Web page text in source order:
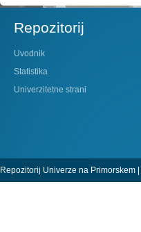
Repozitorij
Uvodnik
Statistika
Univerzitetne strani
Repozitorij Univerze na Primorskem |